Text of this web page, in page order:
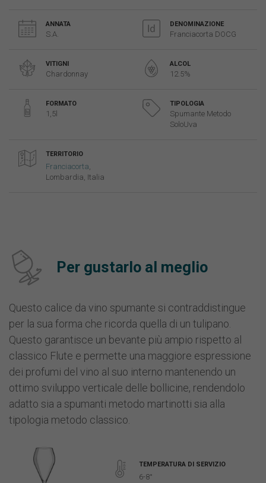
ANNATA
S.A.
DENOMINAZIONE
Franciacorta DOCG
VITIGNI
Chardonnay
ALCOL
12.5%
FORMATO
1,5l
TIPOLOGIA
Spumante Metodo
SoloUva
TERRITORIO
Franciacorta
Lombardia, Italia
Per gustarlo al meglio
Questo calice da vino spumante si contraddistingue
per la sua forma che ricorda quella di un tulipano.
Questo garantisce un bevante più ampio rispetto al
classico Flute e permette una maggiore espressione
dei profumi del vino al suo interno mantenendo un
ottimo sviluppo verticale delle bollicine, rendendolo
adatto sia a spumanti metodo martinotti sia alla
tipologia metodo classico.
TEMPERATURA DI SERVIZIO
6-8°